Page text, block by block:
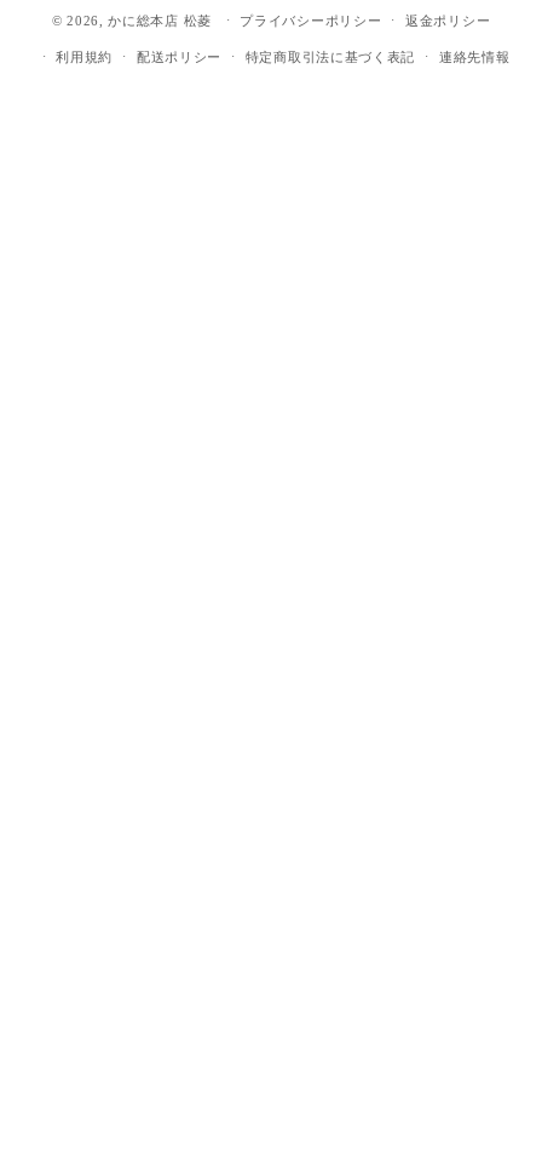
© 2026,かに総本店 松菱 プライバシーポリシー 返金ポリシー
利用規約 配送ポリシー 特定商取引法に基づく表記 連絡先情報